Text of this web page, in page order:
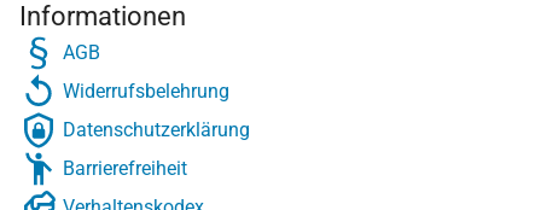
Informationen
AGB
Widerrufsbelehrung
Datenschutzerklärung
Barrierefreiheit